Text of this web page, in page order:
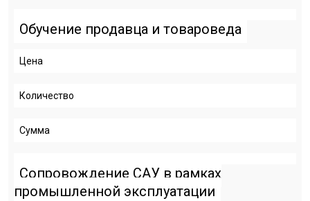
Обучение продавца и товароведа
Цена
Количество
Сумма
Сопровождение САУ в рамках
промышленной эксплуатации